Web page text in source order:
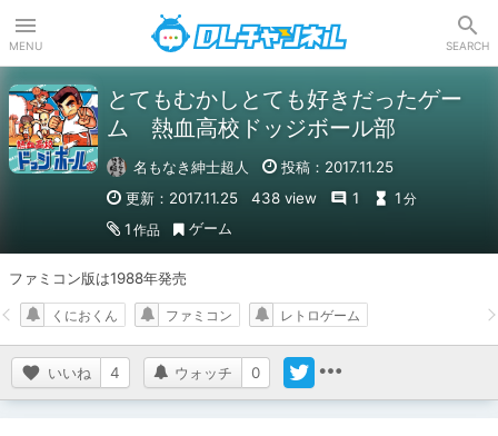
MENU SEARCH
とてもむかしとても好きだったゲー
ム 熱血高校ドッジボール部
名もなき紳士超人
投稿：2017.11.25
更新：2017.11.25
438 view 1 1 分
1 作品 ゲーム
ファミコン版は1988年発売
いいね 4 ウォッチ 0
くにおくん ファミコン レトロゲーム